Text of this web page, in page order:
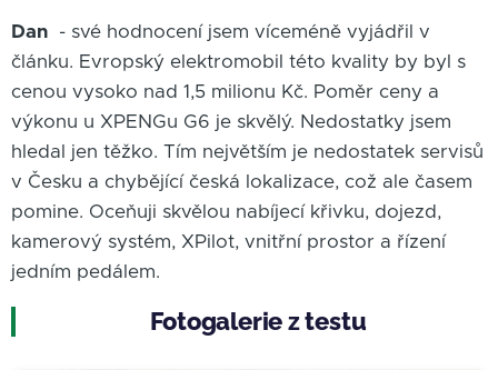
Dan - své hodnocení jsem víceméně vyjádřil v
článku. Evropský elektromobil této kvality by byl s
cenou vysoko nad 1,5 milionu Kč. Poměr ceny a
výkonu u XPENGu G6 je skvělý. Nedostatky jsem
hledal jen těžko. Tím největším je nedostatek servisů
v Česku a chybějící česká lokalizace, což ale časem
pomine. Oceňuji skvělou nabíjecí křivku, dojezd,
kamerový systém, XPilot, vnitřní prostor a řízení
jedním pedálem.
Fotogalerie z testu